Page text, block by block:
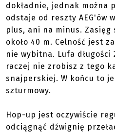
dokładnie, jednak można
odstaje od reszty AEG'ów
plus, ani na minus.
około 40 m. Celność jest
nie wybitna. Lufa długości
raczej nie zrobisz z tego
snajperskiej. W końcu to
szturmowy.
Hop-up jest oczywiście
odciągnąć dźwignię